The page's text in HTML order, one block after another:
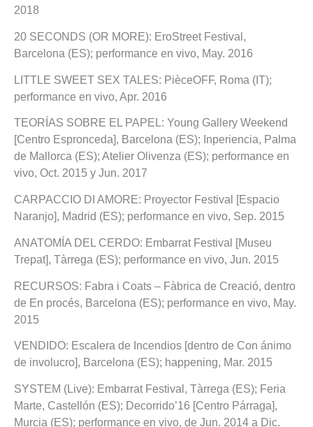
2018
20 SECONDS (OR MORE): EroStreet Festival,
Barcelona (ES); performance en vivo, May. 2016
LITTLE SWEET SEX TALES: PièceOFF, Roma (IT);
performance en vivo, Apr. 2016
TEORÍAS SOBRE EL PAPEL: Young Gallery Weekend
[Centro Espronceda], Barcelona (ES); Inperiencia, Palma
de Mallorca (ES); Atelier Olivenza (ES); performance en
vivo, Oct. 2015 y Jun. 2017
CARPACCIO DI AMORE: Proyector Festival [Espacio
Naranjo], Madrid (ES); performance en vivo, Sep. 2015
ANATOMÍA DEL CERDO: Embarrat Festival [Museu
Trepat], Tàrrega (ES); performance en vivo, Jun. 2015
RECURSOS: Fabra i Coats – Fàbrica de Creació, dentro
de En procés, Barcelona (ES); performance en vivo, May.
2015
VENDIDO: Escalera de Incendios [dentro de Con ánimo
de involucro], Barcelona (ES); happening, Mar. 2015
SYSTEM (Live): Embarrat Festival, Tàrrega (ES); Feria
Marte, Castellón (ES); Decorrido’16 [Centro Párraga],
Murcia (ES); performance en vivo, de Jun. 2014 a Dic.